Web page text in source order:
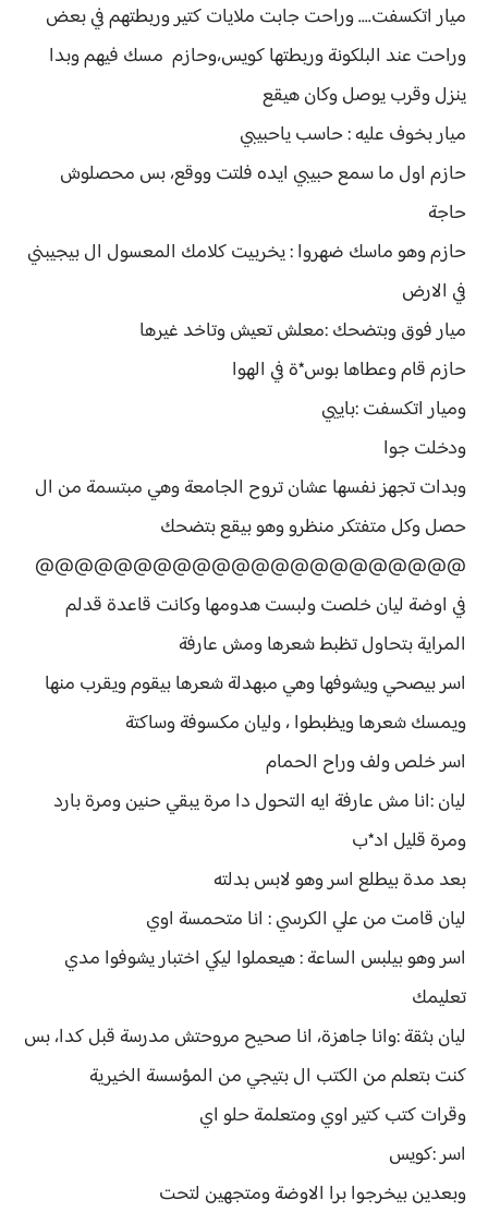
ميار اتكسفت.... وراحت جابت ملايات كتير وربطتهم في بعض
وراحت عند البلكونة وربطتها كويس،وحازم مسك فيهم وبدا
ينزل وقرب يوصل وكان هيقع
ميار بخوف عليه : حاسب ياحبيبي
حازم اول ما سمع حبيبي ايده فلتت ووقع، بس محصلوش
حاجة
حازم وهو ماسك ضهروا : يخربيت كلامك المعسول ال بيجيبني
في الارض
ميار فوق وبتضحك :معلش تعيش وتاخد غيرها
حازم قام وعطاها بوس*ة في الهوا
وميار اتكسفت :باييي
ودخلت جوا
وبدات تجهز نفسها عشان تروح الجامعة وهي مبتسمة من ال
حصل وكل متفتكر منظرو وهو بيقع بتضحك
@@@@@@@@@@@@@@@@@@@@@@
في اوضة ليان خلصت ولبست هدومها وكانت قاعدة قدلم
المراية بتحاول تظبط شعرها ومش عارفة
اسر بيصحي ويشوفها وهي مبهدلة شعرها بيقوم ويقرب منها
ويمسك شعرها ويظبطوا ، وليان مكسوفة وساكتة
اسر خلص ولف وراح الحمام
ليان :انا مش عارفة ايه التحول دا مرة يبقي حنين ومرة بارد
ومرة قليل اد*ب
بعد مدة بيطلع اسر وهو لابس بدلته
ليان قامت من علي الكرسي : انا متحمسة اوي
اسر وهو بيلبس الساعة : هيعملوا ليكي اختبار يشوفوا مدي
تعليمك
ليان بثقة :وانا جاهزة، انا صحيح مروحتش مدرسة قبل كدا، بس
كنت بتعلم من الكتب ال بتيجي من المؤسسة الخيرية
وقرات كتب كتير اوي ومتعلمة حلو اي
اسر :كويس
وبعدين بيخرجوا برا الاوضة ومتجهين لتحت